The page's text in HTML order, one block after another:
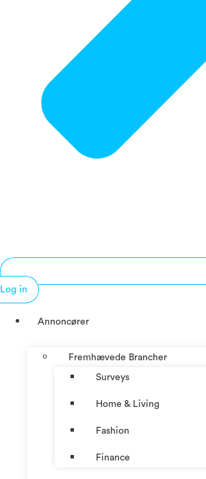
Log in
Annoncører
Fremhævede Brancher
Surveys
Home & Living
Fashion
Finance